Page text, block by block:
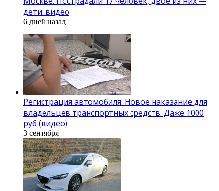
дети: видео
6 дней назад
Регистрация автомобиля. Новое наказание для
владельцев транспортных средств. Даже 1000
руб (видео)
3 сентября